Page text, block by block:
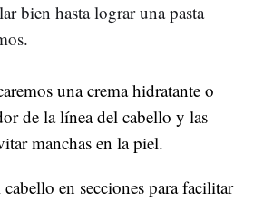
bien hasta lograr una pasta
una crema hidratante o
de la línea del cabello y las
manchas en la piel.
en secciones para facilitar